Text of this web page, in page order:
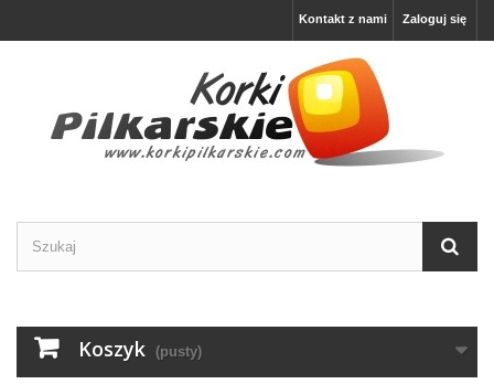
Zaloguj się
Kontakt z nami
Koszyk (pusty)